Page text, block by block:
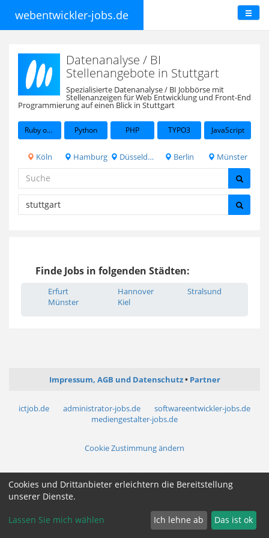
webentwickler-jobs.de
Datenanalyse / BI
Stellenangebote in Stuttgart
Spezialisierte Datenanalyse / BI Jobbörse mit
Stellenanzeigen für Web Entwicklung und Front-End
Programmierung auf einen Blick in Stuttgart
Ruby on Rails Python PHP TYPO3 JavaScript
Köln Hamburg Düsseldorf Berlin Münster
Finde Jobs in folgenden Städten:
Erfurt
Münster
Hannover
Kiel
Stralsund
Impressum, AGB und Datenschutz Partner
ictjob.de administrator-jobs.de
softwareentwickler-jobs.de
mediengestalter-jobs.de
Cookie Zustimmung ändern
Cookies und Drittanbieter erleichtern die Bereitstellung
unserer Dienste.
Lassen Sie mich wählen Ich lehne ab Das ist ok